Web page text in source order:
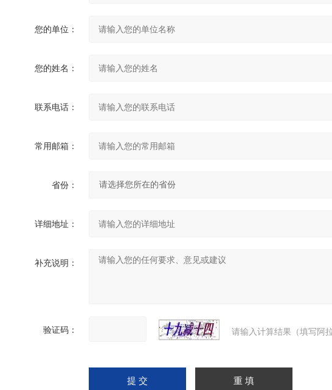
您的单位：
您的姓名：
联系电话：
常用邮箱：
省份：
详细地址：
补充说明：
验证码： 请输入计算结果（填写阿